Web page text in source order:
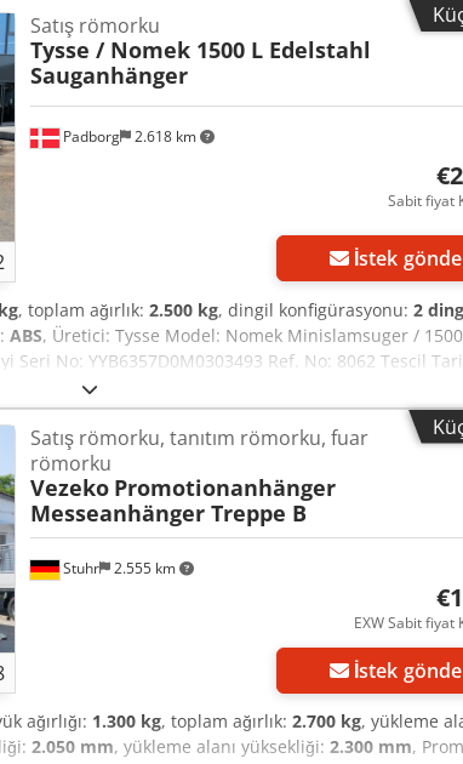
Padborg 2.618 km
Satış römorku
Tysse / Nomek 1500 L Edelstahl
Sauganhänger
Sabit fiyat
İstek
, toplam ağırlık: 2.500 kg, dingil konfigürasyonu: 2
ABS, Üretici: Tysse Model: Nomek Minislamsuger / 1500
Seri No: YYB6357D0M0303493 Ref. No: 8062 Tescil
2500 kg Dcjdpfx Asx Nufajdhsk Net ağırlık: 960 kg
kapasitesi: 1500 L Pompa motoru: Honda GX390
3.600 litre/dakika
Stuhr 2.555 km
Satış römorku, tanıtım römorku, fuar
römorku
Vezeko Promotionanhänger
Messeanhänger Treppe B
EXW Sabit fiyat
İstek
ağırlığı: 1.300 kg, toplam ağırlık: 2.700 kg, yükleme
2.050 mm, yükleme alanı yüksekliği: 2.300 mm,